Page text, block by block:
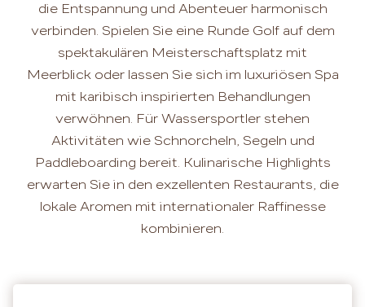
die Entspannung und Abenteuer harmonisch
verbinden. Spielen Sie eine Runde Golf auf dem
spektakulären Meisterschaftsplatz mit
Meerblick oder lassen Sie sich im luxuriösen Spa
mit karibisch inspirierten Behandlungen
verwöhnen. Für Wassersportler stehen
Aktivitäten wie Schnorcheln, Segeln und
Paddleboarding bereit. Kulinarische Highlights
erwarten Sie in den exzellenten Restaurants, die
lokale Aromen mit internationaler Raffinesse
kombinieren.